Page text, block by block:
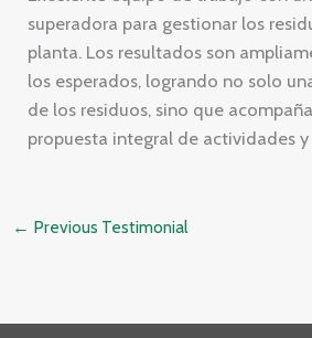
superadora para gestionar los
planta. Los resultados son
los esperados, logrando no solo
de los residuos, sino que
propuesta integral de actividades
← Previous Testimonial